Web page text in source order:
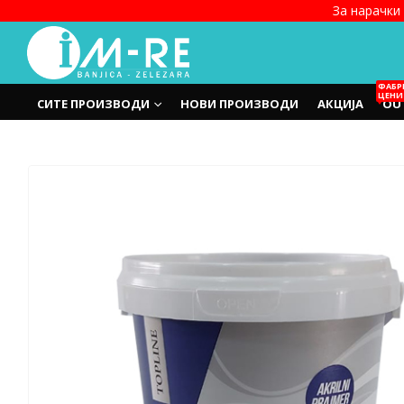
За
СИТЕ ПРОИЗВОДИ НОВИ ПРОИЗВОДИ АКЦИЈА
ЦЕНИ